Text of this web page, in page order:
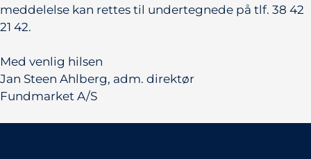
meddelelse kan rettes til undertegnede på tlf. 38 42
21 42.
Med venlig hilsen
Jan Steen Ahlberg, adm. direktør
Fundmarket A/S